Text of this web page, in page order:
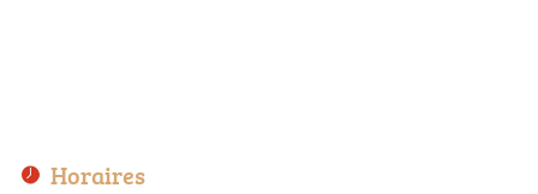
Horaires